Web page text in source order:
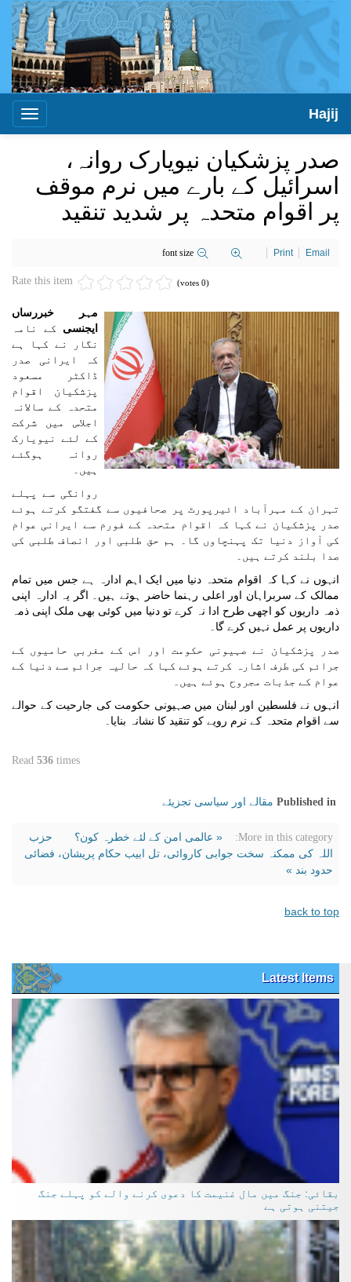
Toggle
Hajij
صدر پزشکیان نیویارک روانہ،
اسرائیل کے بارے میں نرم موقف
پر اقوام متحدہ پر شدید تنقید
font size Print Email
Rate this item (0 votes)
مہر خبررساں
ایجنسی کے نامہ
نگار نے کہا ہے
کہ ایرانی صدر
ڈاکٹر مسعود
پزشکیان اقوام
متحدہ کے سالانہ
اجلاس میں شرکت
کے لئے نیویارک
روانہ ہوگئے
ہیں۔
روانگی سے پہلے
تہران کے مہرآباد ائیرپورٹ پر صحافیوں سے گفتگو کرتے ہوئے
صدر پزشکیان نے کہا کہ اقوام متحدہ کے فورم سے ایرانی عوام
کی آواز دنیا تک پہنچاوں گا۔ ہم حق طلبی اور انصاف طلبی کی
صدا بلند کرتے ہیں۔
انہوں نے کہا کہ اقوام متحدہ دنیا میں ایک اہم ادارہ ہے جس میں تمام
ممالک کے سربراہان اور اعلی رہنما حاضر ہوتے ہیں۔ اگر یہ ادارہ اپنی
ذمہ داریوں کو اچھی طرح ادا نہ کرے تو دنیا میں کوئی بھی ملک اپنی ذمہ
داریوں پر عمل نہیں کرے گا۔
صدر پزشکیان نے صہیونی حکومت اور اس کے مغربی حامیوں کے
جرائم کی طرف اشارہ کرتے ہوئے کہا کہ حالیہ جرائم سے دنیا کے
عوام کے جذبات مجروح ہوئے ہیں۔
انہوں نے فلسطین اور لبنان میں صہیونی حکومت کی جارحیت کے حوالے
سے اقوام متحدہ کے نرم رویے کو تنقید کا نشانہ بنایا۔
Read 536 times
Published in مقالے اور سیاسی تجزیئے
More in this category: « عالمی امن کے لئے خطرہ کون؟
حزب
اللہ کی ممکنہ سخت جوابی کاروائی، تل ابیب حکام پریشان، فضائی
حدود بند »
back to top
Latest Items
بقائی: جنگ میں مال غنیمت کا دعوی کرنے والے کو پہلے جنگ
جیتنی ہوتی ہے